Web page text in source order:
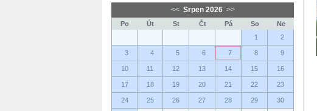
<< Srpen 2026 >>
Po Út St Čt Pá So
Ne
1
2
3 4 5 6 7 8 9
10 11 12 13 14 15 16
17 18 19 20 21 22 23
24 25 26 27 28 29 30